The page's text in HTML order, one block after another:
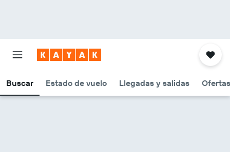
Buscar Estado de vuelo Llegadas y salidas Ofertas